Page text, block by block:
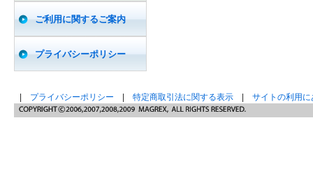
ご利用に関するご案内
プライバシーポリシー
プライバシーポリシー 特定商取引法に関する表示 サイトの利用に